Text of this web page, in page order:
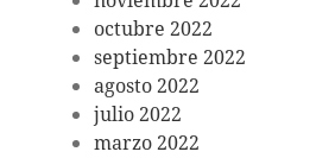
octubre 2022
septiembre 2022
agosto 2022
julio 2022
marzo 2022